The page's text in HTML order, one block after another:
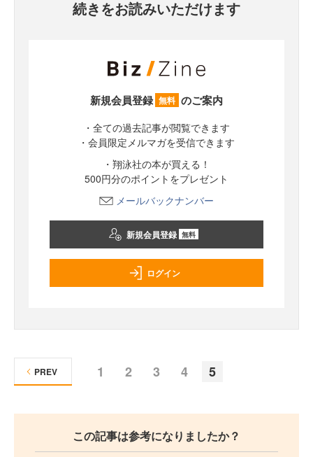
続きをお読みいただけます
新規会員登録 無料 のご案内
・全ての過去記事が閲覧できます
・会員限定メルマガを受信できます
・翔泳社の本が買える！
500円分のポイントをプレゼント
メールバックナンバー
新規会員登録 無料
ログイン
1 2 3 4 5
PREV
この記事は参考になりましたか？